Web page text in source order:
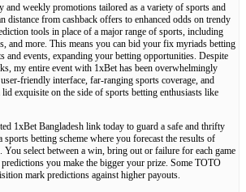
and weekly promotions tailored as a variety of sports and
distance from cashback offers to enhanced odds on trendy
tools in place of a major range of sports, including
and more. This means you can bid your fix myriads betting
and events, expanding your betting opportunities. Despite
my entire event with 1xBet has been overwhelmingly
friendly interface, far-ranging sports coverage, and
exquisite on the side of sports betting enthusiasts like
1xBet Bangladesh link today to guard a safe and thrifty
sports betting scheme where you forecast the results of
You select between a win, bring out or failure for each game
you make the bigger your prize. Some TOTO
mark predictions against higher payouts.